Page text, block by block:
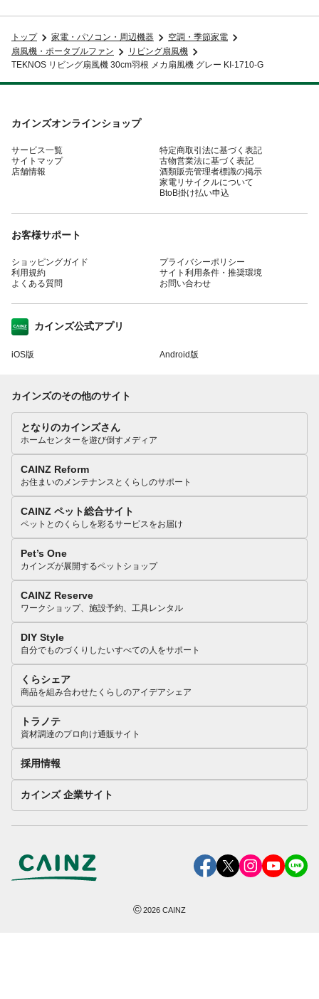
トップ 家電・パソコン・周辺機器
空調・季節家電
扇風機・ポータブルファン
リビング扇風機
TEKNOS リビング扇風機 30cm羽根 メカ扇風機 グレー KI-1710-G
カインズオンラインショップ
サービス一覧
サイトマップ
店舗情報
特定商取引法に基づく表記
古物営業法に基づく表記
酒類販売管理者標識の掲示
家電リサイクルについて
BtoB掛け払い申込
お客様サポート
ショッピングガイド
利用規約
よくある質問
プライバシーポリシー
サイト利用条件・推奨環境
お問い合わせ
カインズ公式アプリ
iOS版 Android版
カインズのその他のサイト
となりのカインズさん
ホームセンターを遊び倒すメディア
CAINZ Reform
お住まいのメンテナンスとくらしのサポート
CAINZ ペット総合サイト
ペットとのくらしを彩るサービスをお届け
Pet’s One
カインズが展開するペットショップ
CAINZ Reserve
ワークショップ、施設予約、工具レンタル
DIY Style
自分でものづくりしたいすべての人をサポート
くらシェア
商品を組み合わせたくらしのアイデアシェア
トラノテ
資材調達のプロ向け通販サイト
採用情報
カインズ 企業サイト
©2026 CAINZ